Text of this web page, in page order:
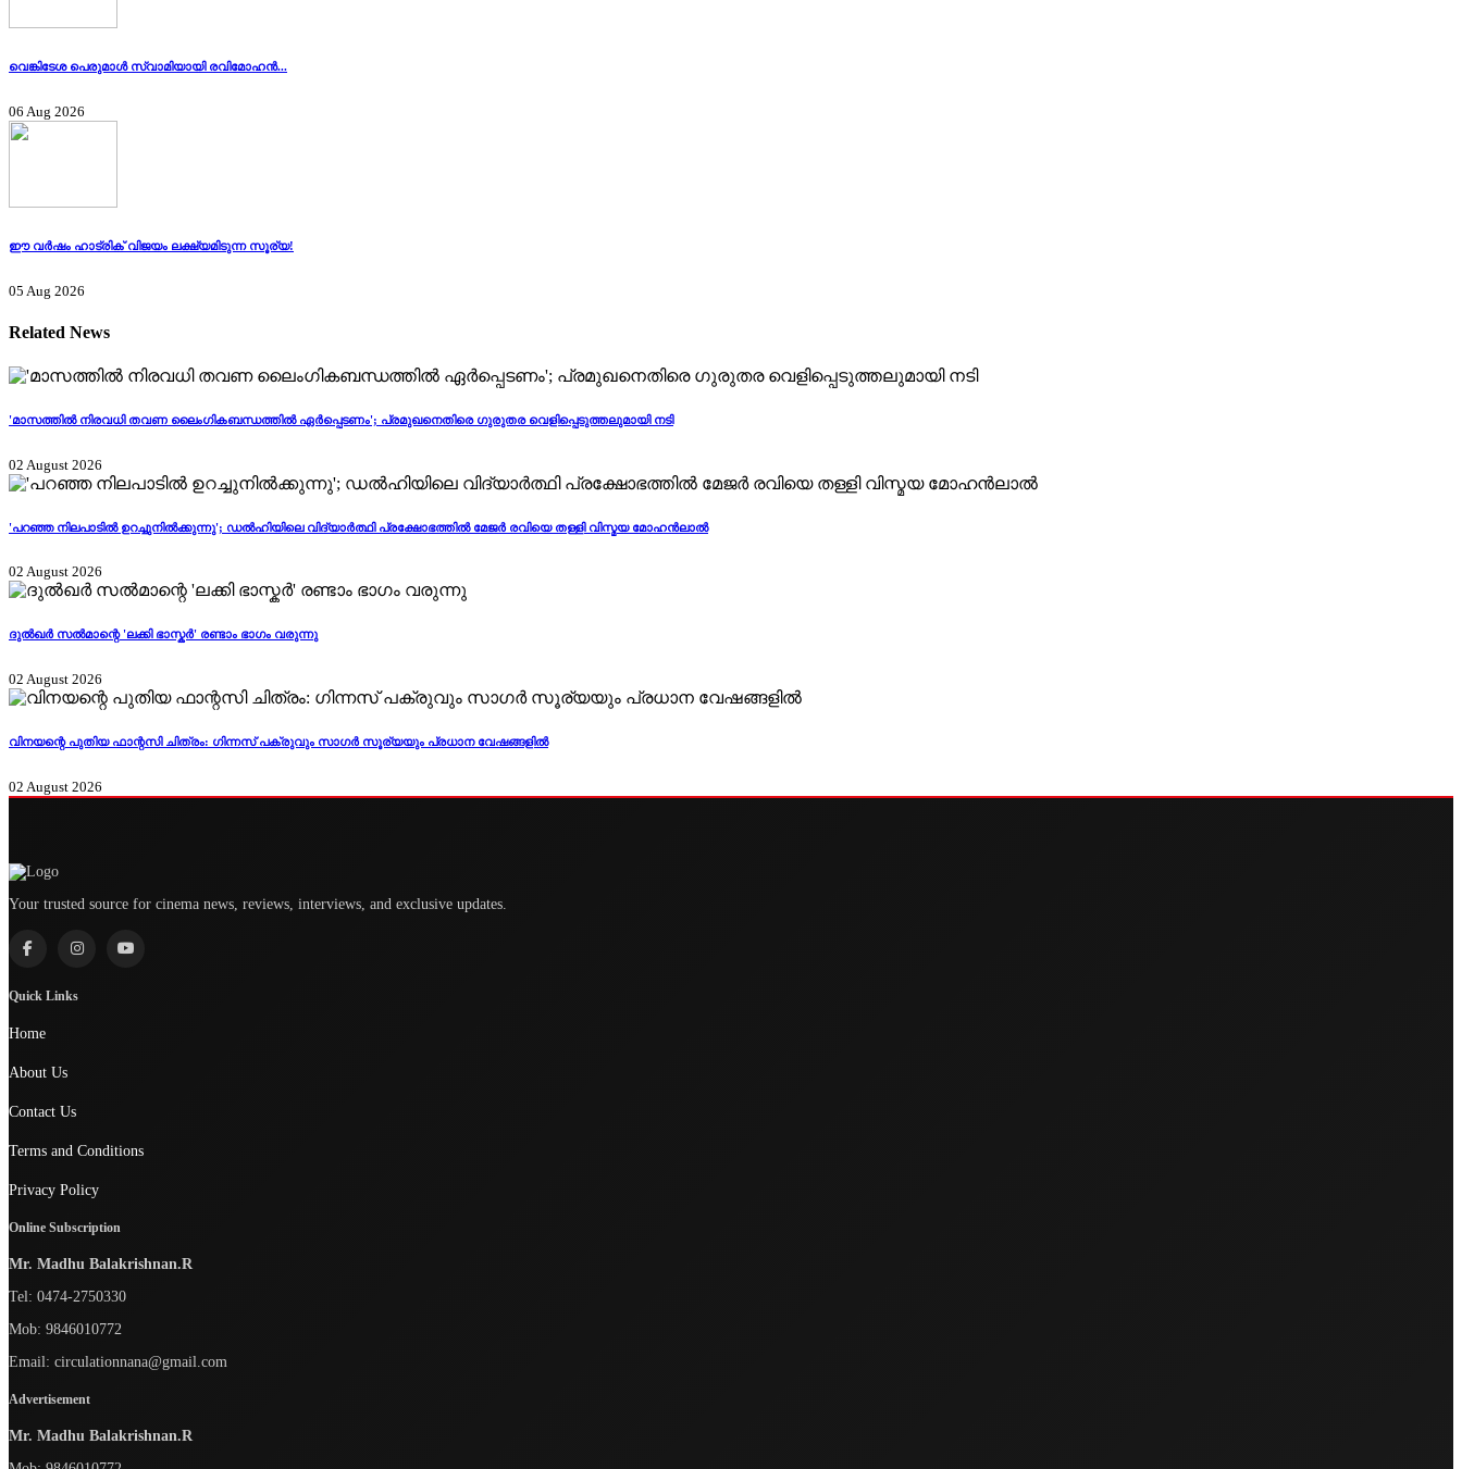
വെങ്കിടേശ പെരുമാൾ സ്വാമിയായി രവിമോഹൻ...
06 Aug 2026
ഈ വർഷം ഹാട്രിക് വിജയം ലക്ഷ്യമിടുന്ന സൂര്യ!
05 Aug 2026
Related News
'മാസത്തിൽ നിരവധി തവണ ലൈം​ഗികബന്ധത്തിൽ ഏർപ്പെടണം'; പ്രമുഖനെതിരെ ​ഗുരുതര വെളിപ്പെടുത്തലുമായി നടി
02 August 2026
'പറഞ്ഞ നിലപാടിൽ ഉറച്ചുനിൽക്കുന്നു'; ഡൽഹിയിലെ വിദ്യാർത്ഥി പ്രക്ഷോഭത്തിൽ മേജർ രവിയെ തള്ളി വിസ്മയ മോഹൻലാൽ
02 August 2026
ദുൽഖർ സൽമാന്റെ 'ലക്കി ഭാസ്കർ' രണ്ടാം ഭാഗം വരുന്നു
02 August 2026
വിനയന്റെ പുതിയ ഫാന്റസി ചിത്രം: ഗിന്നസ് പക്രുവും സാഗർ സൂര്യയും പ്രധാന വേഷങ്ങളിൽ
02 August 2026
Your trusted source for cinema news, reviews, interviews, and exclusive updates.
Quick Links
Home
About Us
Contact Us
Terms and Conditions
Privacy Policy
Online Subscription
Mr. Madhu Balakrishnan.R
Tel: 0474-2750330
Mob: 9846010772
Email: circulationnana@gmail.com
Advertisement
Mr. Madhu Balakrishnan.R